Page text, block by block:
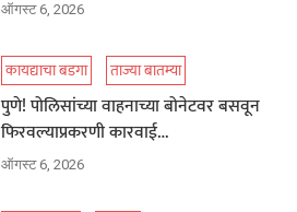
ऑगस्ट 6, 2026
कायद्याचा बडगा ताज्या बातम्या
पुणे! पोलिसांच्या वाहनाच्या बोनेटवर बसवून
फिरवल्याप्रकरणी कारवाई…
ऑगस्ट 6, 2026